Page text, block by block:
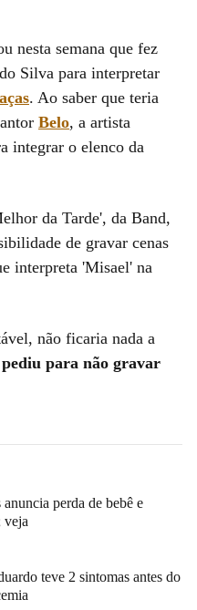
nesta semana que fez
Silva para interpretar
. Ao saber que teria
Belo, a artista
integrar o elenco da
da Tarde', da Band,
de gravar cenas
interpreta 'Misael' na
não ficaria nada a
pediu para não gravar
perda de bebê e
veja
teve 2 sintomas antes do